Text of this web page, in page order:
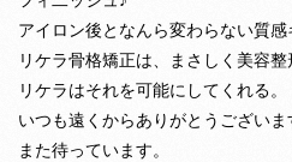
アイロン後となんら変わらない質感
リケラ骨格矯正は、まさしく美容整
リケラはそれを可能にしてくれる。
いつも遠くからありがとうございま
また待っています。